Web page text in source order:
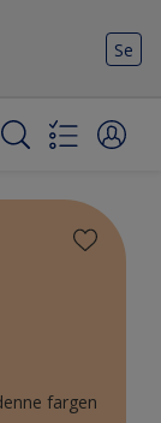
Se
fargen